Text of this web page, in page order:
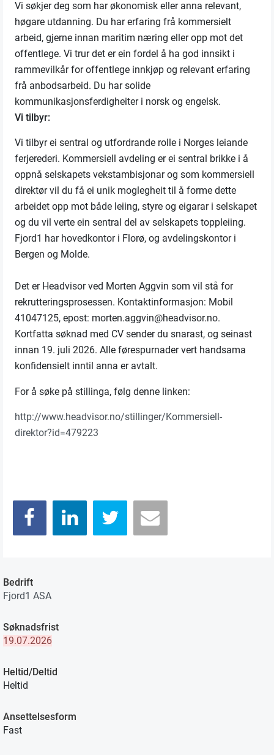
Vi søkjer deg som har økonomisk eller anna relevant,
høgare utdanning. Du har erfaring frå kommersielt
arbeid, gjerne innan maritim næring eller opp mot det
offentlege. Vi trur det er ein fordel å ha god innsikt i
rammevilkår for offentlege innkjøp og relevant erfaring
frå anbodsarbeid. Du har solide
kommunikasjonsferdigheiter i norsk og engelsk.
Vi tilbyr:
Vi tilbyr ei sentral og utfordrande rolle i Norges leiande
ferjerederi. Kommersiell avdeling er ei sentral brikke i å
oppnå selskapets vekstambisjonar og som kommersiell
direktør vil du få ei unik moglegheit til å forme dette
arbeidet opp mot både leiing, styre og eigarar i selskapet
og du vil verte ein sentral del av selskapets toppleiing.
Fjord1 har hovedkontor i Florø, og avdelingskontor i
Bergen og Molde.
Det er Headvisor ved Morten Aggvin som vil stå for
rekrutteringsprosessen. Kontaktinformasjon: Mobil
41047125, epost: morten.aggvin@headvisor.no.
Kortfatta søknad med CV sender du snarast, og seinast
innan 19. juli 2026. Alle førespurnader vert handsama
konfidensielt inntil anna er avtalt.
For å søke på stillinga, følg denne linken:
http://www.headvisor.no/stillinger/Kommersiell-
direktor?id=479223
Bedrift
Fjord1 ASA
Søknadsfrist
19.07.2026
Heltid/Deltid
Heltid
Ansettelsesform
Fast